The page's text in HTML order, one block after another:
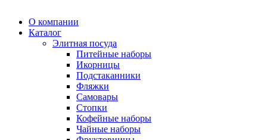
О компании
Каталог
Элитная посуда
Питейные наборы
Икорницы
Подстаканники
Фляжки
Самовары
Стопки
Кофейные наборы
Чайные наборы